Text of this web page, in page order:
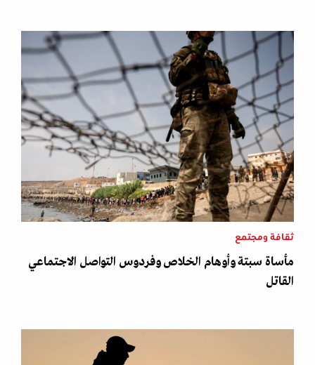
ثقافة ومجتمع
مأساة سبتة وأوهام الخلاص وفردوس التواصل الاجتماعي
القاتل